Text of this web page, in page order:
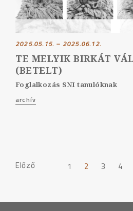
2025.05.15. – 2025.06.12.
TE MELYIK BIRKÁT
(BETELT)
Foglalkozás SNI tanulóknak
archív
PAGE
Előző 1 2 3 4